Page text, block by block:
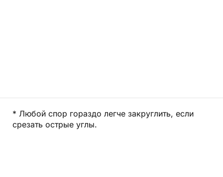
* Любой спор гораздо легче закруглить, если
срезать острые углы.